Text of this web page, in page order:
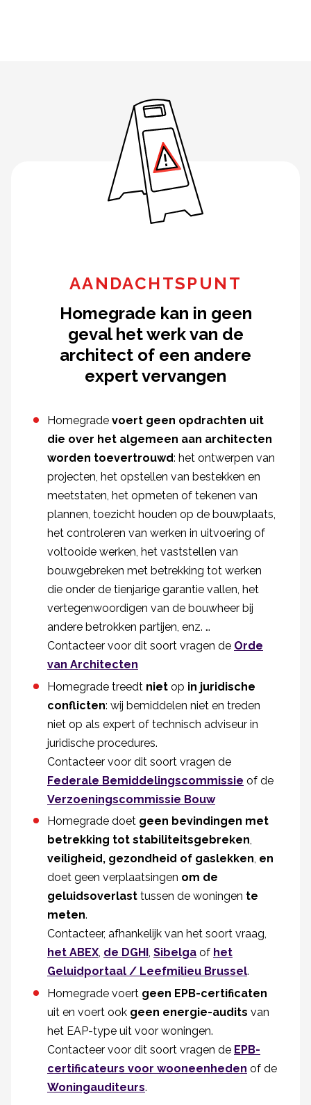
AANDACHTSPUNT
Homegrade kan in geen
geval het werk van de
architect of een andere
expert vervangen
Homegrade voert geen opdrachten uit
die over het algemeen aan architecten
worden toevertrouwd: het ontwerpen van
projecten, het opstellen van bestekken en
meetstaten, het opmeten of tekenen van
plannen, toezicht houden op de bouwplaats,
het controleren van werken in uitvoering of
voltooide werken, het vaststellen van
bouwgebreken met betrekking tot werken
die onder de tienjarige garantie vallen, het
vertegenwoordigen van de bouwheer bij
andere betrokken partijen, enz. …
Contacteer voor dit soort vragen de Orde
van Architecten
Homegrade treedt niet op in juridische
conflicten: wij bemiddelen niet en treden
niet op als expert of technisch adviseur in
juridische procedures.
Contacteer voor dit soort vragen de
Federale Bemiddelingscommissie of de
Verzoeningscommissie Bouw
Homegrade doet geen bevindingen met
betrekking tot stabiliteitsgebreken,
veiligheid, gezondheid of gaslekken, en
doet geen verplaatsingen om de
geluidsoverlast tussen de woningen te
meten.
Contacteer, afhankelijk van het soort vraag,
het ABEX, de DGHI , Sibelga of het
Geluidportaal / Leefmilieu Brussel.
Homegrade voert geen EPB-certificaten
uit en voert ook geen energie-audits van
het EAP-type uit voor woningen.
Contacteer voor dit soort vragen de EPB-
certificateurs voor wooneenheden of de
Woningauditeurs.